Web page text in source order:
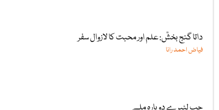
داتا گنج بخشؒ: علم اور محبت کا لازوال سفر
فیاض احمد رانا